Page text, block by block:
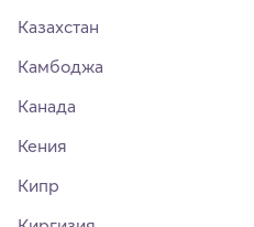
Казахстан
Камбоджа
Канада
Кения
Кипр